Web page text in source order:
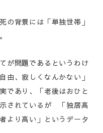
の背景には「単独世帯」
が問題であるというわけ
由、寂しくなんかない」
であり、「老後はおひと
されているが 「独居高
より高い」というデータ